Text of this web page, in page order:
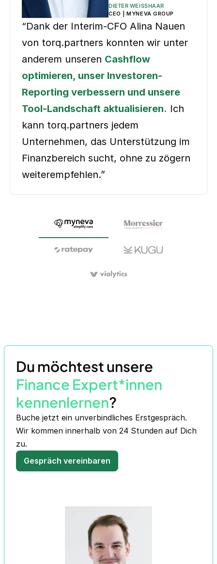
DIETER WEISSHAAR
CEO | MYNEVA GROUP
“Dank der Interim-CFO Alina Nauen
von torq.partners konnten wir unter
anderem unseren Cashflow
optimieren, unser Investoren-
Reporting verbessern und unsere
Tool-Landschaft aktualisieren. Ich
kann torq.partners jedem
Unternehmen, das Unterstützung im
Finanzbereich sucht, ohne zu zögern
weiterempfehlen.”
Du möchtest unsere
Finance Expert*innen
kennenlernen?
Buche jetzt ein unverbindliches Erstgespräch.
Wir kommen innerhalb von 24 Stunden auf Dich
zu.
Gespräch vereinbaren